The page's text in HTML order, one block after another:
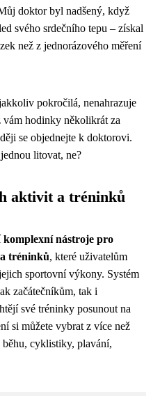
doktor byl nadšený, když
svého srdečního tepu – získal
než z jednorázového měření
pokročilá, nenahrazuje
hodinky několikrát za
se objednejte k doktorovi.
litovat, ne?
aktivit a tréninků
komplexní nástroje pro
tréninků, které uživatelům
sportovní výkony. Systém
začátečníkům, tak i
své tréninky posunout na
si můžete vybrat z více než
cyklistiky, plavání,